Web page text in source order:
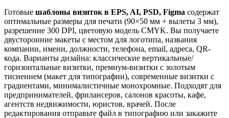
Готовые шаблоны визиток в EPS, AI, PSD, Figma содержат
оптимальные размеры для печати (90×50 мм + вылеты 3 мм),
разрешение 300 DPI, цветовую модель CMYK. Вы получаете
двусторонние макеты с местом для логотипа, названия
компании, имени, должности, телефона, email, адреса, QR-
кода. Варианты дизайна: классические вертикальные/
горизонтальные визитки, премиум-визитки с золотым
тиснением (макет для типографии), современные визитки с
градиентами, минималистичные монохромные. Подходят для
предпринимателей, фрилансеров, салонов красоты, кафе,
агентств недвижимости, юристов, врачей. После
редактирования отправьте файл в типографию или закажите